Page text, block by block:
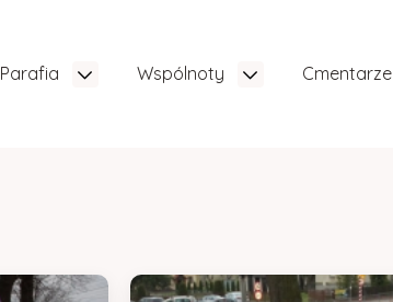
Parafia Wspólnoty Cmentarze